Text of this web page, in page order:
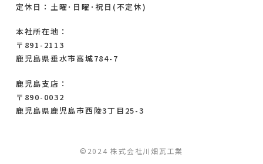
定休日：土曜･日曜･祝日(不定休)
本社所在地：
〒891-2113
鹿児島県垂水市高城784-7
鹿児島支店：
〒890-0032
鹿児島県鹿児島市西陵3丁目25-3
©2024 株式会社川畑瓦工業